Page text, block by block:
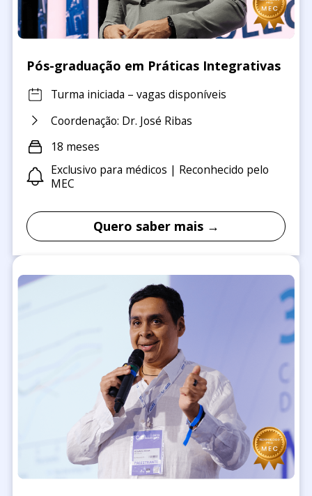
Pós-graduação em Práticas Integrativas
Turma iniciada – vagas disponíveis
Coordenação: Dr. José Ribas
18 meses
Exclusivo para médicos | Reconhecido pelo
MEC
Quero saber mais →